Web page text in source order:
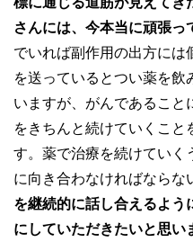
さんには、今本当に頑張っ
でいれば副作用の出方に
を送っているとつい薬を
いますが、がんであるこ
をきちんと続けていくこと
す。薬で治療を続けていく
に向き合わなければならな
を継続的に話し合えるよ
にしていただきたいと思い